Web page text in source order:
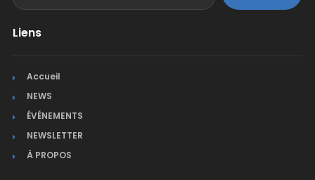
Liens
Accueil
NEWS
ÉVÉNEMENTS
NEWSLETTER
À PROPOS